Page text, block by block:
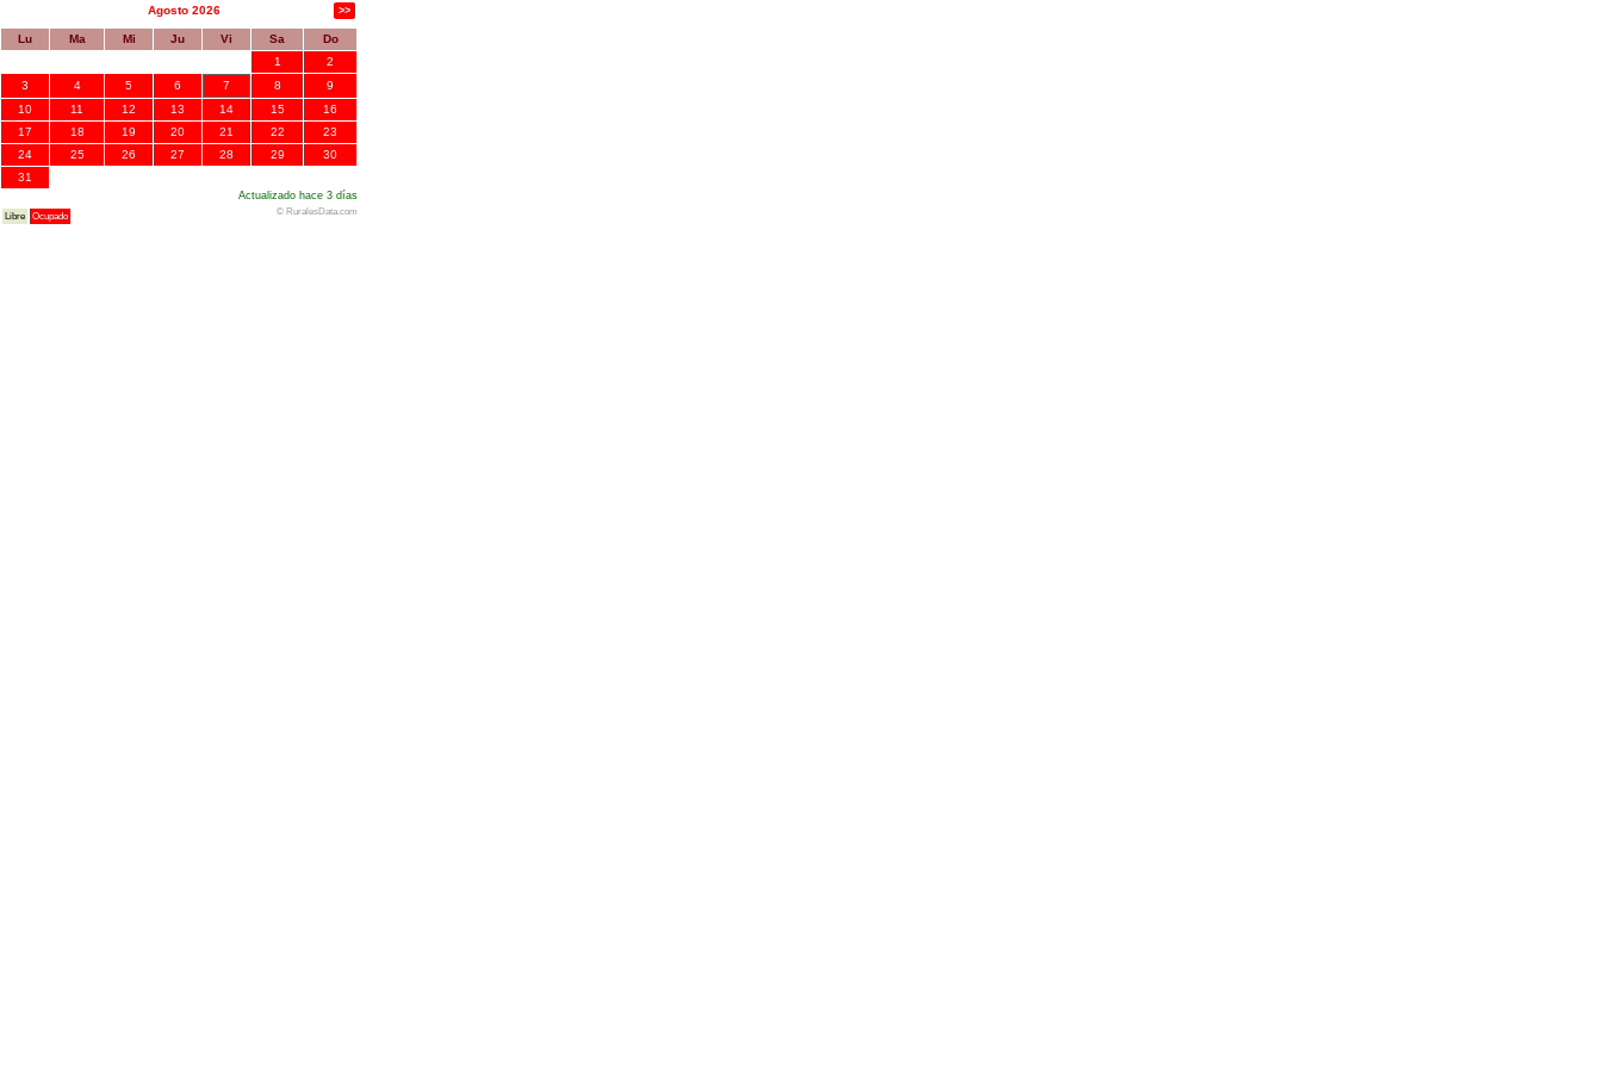
Agosto 2026 >>
Lu Ma Mi Ju Vi Sa
Do
1
2
3
4 5 6 7 8
9
10
11 12 13 14 15
16
17
18 19 20 21 22
23
24
25 26 27 28 29
30
31
Actualizado hace 3 días
Libre Ocupado © RuralesData.com